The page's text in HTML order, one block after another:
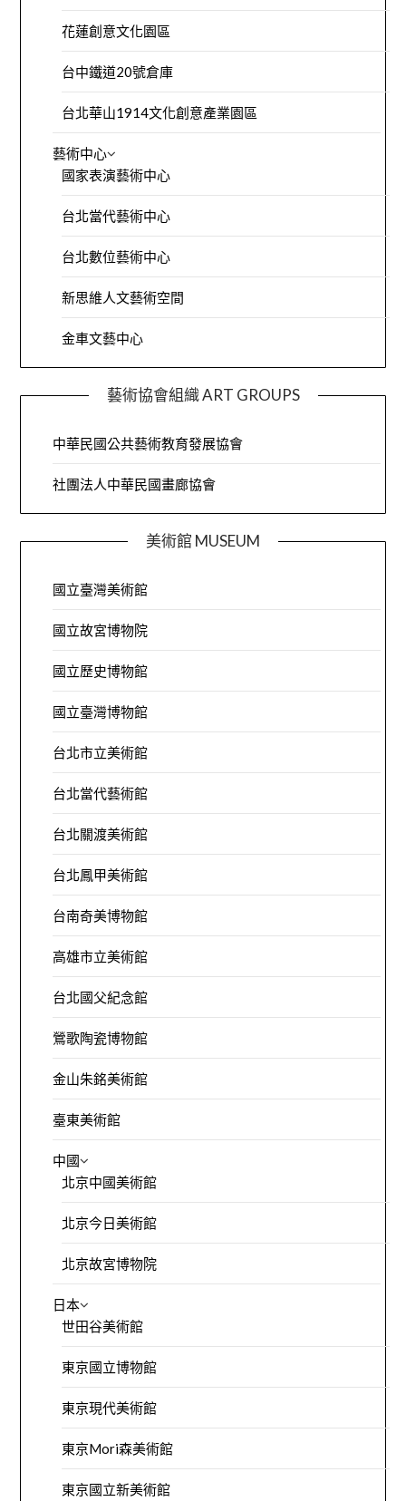
花蓮創意文化園區
台中鐵道20號倉庫
台北華山1914文化創意產業園區
藝術中心
國家表演藝術中心
台北當代藝術中心
台北數位藝術中心
新思維人文藝術空間
金車文藝中心
藝術協會組織 ART GROUPS
中華民國公共藝術教育發展協會
社團法人中華民國畫廊協會
美術館 MUSEUM
國立臺灣美術館
國立故宮博物院
國立歷史博物館
國立臺灣博物館
台北市立美術館
台北當代藝術館
台北關渡美術館
台北鳳甲美術館
台南奇美博物館
高雄市立美術館
台北國父紀念館
鶯歌陶瓷博物館
金山朱銘美術館
臺東美術館
中國
北京中國美術館
北京今日美術館
北京故宮博物院
日本
世田谷美術館
東京國立博物館
東京現代美術館
東京Mori森美術館
東京國立新美術館